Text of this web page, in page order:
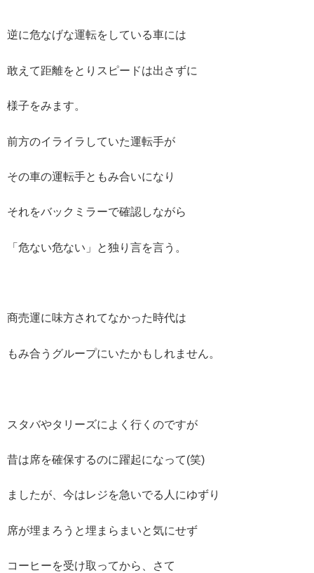
逆に危なげな運転をしている車には
敢えて距離をとりスピードは出さずに
様子をみます。
前方のイライラしていた運転手が
その車の運転手ともみ合いになり
それをバックミラーで確認しながら
「危ない危ない」と独り言を言う。
商売運に味方されてなかった時代は
もみ合うグループにいたかもしれません。
スタバやタリーズによく行くのですが
昔は席を確保するのに躍起になって(笑)
ましたが、今はレジを急いでる人にゆずり
席が埋まろうと埋まらまいと気にせず
コーヒーを受け取ってから、さて